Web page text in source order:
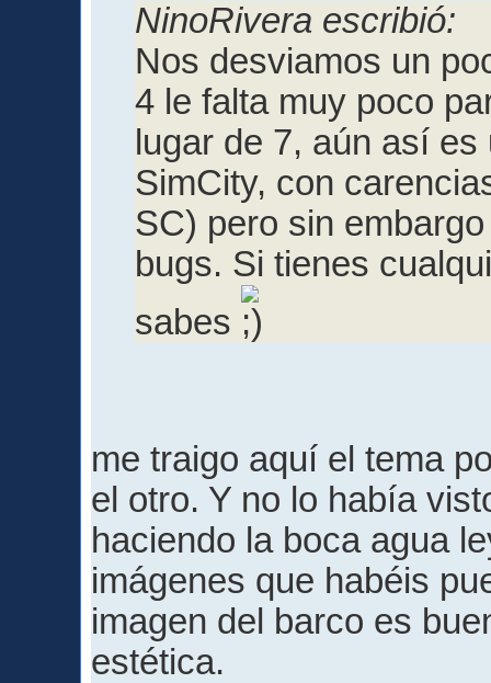
NinoRivera escribió:
Nos desviamos un
4 le falta muy poco
lugar de 7, aún así
SimCity, con
SC) pero sin
bugs. Si tienes
sabes
me traigo aquí el tema
el otro. Y no lo había
haciendo la boca agua
imágenes que habéis
imagen del barco es
estética.